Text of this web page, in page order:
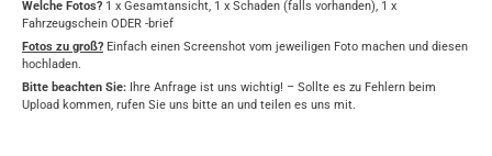
Welche Fotos? 1 x Gesamtansicht, 1 x Schaden (falls vorhanden), 1 x
Fahrzeugschein ODER -brief
Fotos zu groß? Einfach einen Screenshot vom jeweiligen Foto machen und diesen
hochladen.
Bitte beachten Sie: Ihre Anfrage ist uns wichtig! – Sollte es zu Fehlern beim
Upload kommen, rufen Sie uns bitte an und teilen es uns mit.